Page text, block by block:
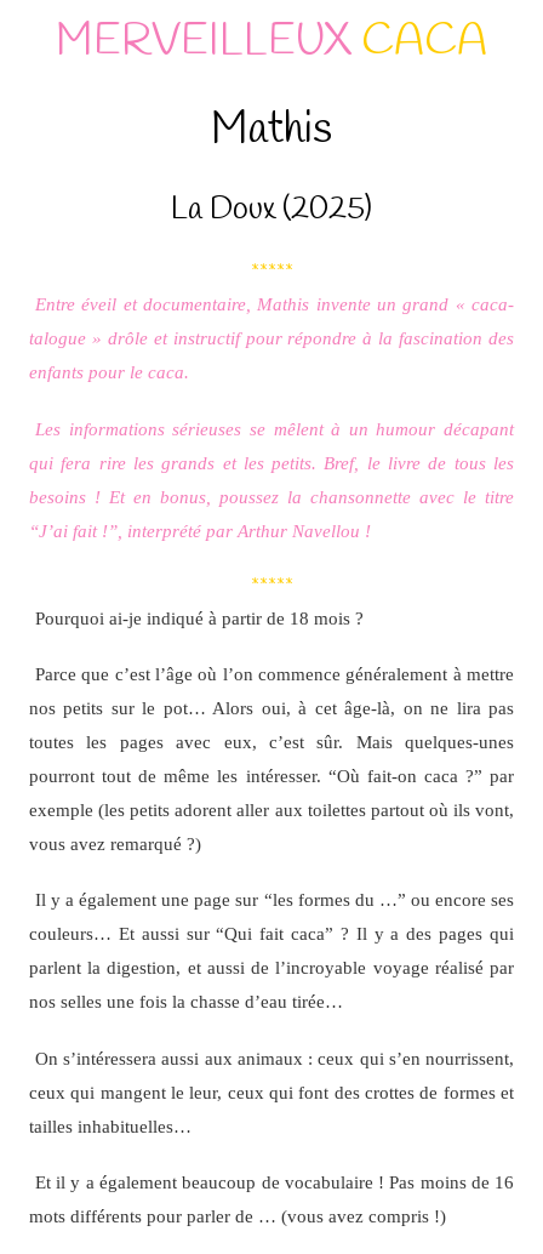
MERVEILLEUX CACA
Mathis
La Doux (2025)
*****
Entre éveil et documentaire, Mathis invente un grand « caca-
talogue » drôle et instructif pour répondre à la fascination des
enfants pour le caca.
Les informations sérieuses se mêlent à un humour décapant
qui fera rire les grands et les petits. Bref, le livre de tous les
besoins ! Et en bonus, poussez la chansonnette avec le titre
“J’ai fait !”, interprété par Arthur Navellou !
*****
Pourquoi ai-je indiqué à partir de 18 mois ?
Parce que c’est l’âge où l’on commence généralement à mettre
nos petits sur le pot… Alors oui, à cet âge-là, on ne lira pas
toutes les pages avec eux, c’est sûr. Mais quelques-unes
pourront tout de même les intéresser. “Où fait-on caca ?” par
exemple (les petits adorent aller aux toilettes partout où ils vont,
vous avez remarqué ?)
Il y a également une page sur “les formes du …” ou encore ses
couleurs… Et aussi sur “Qui fait caca” ? Il y a des pages qui
parlent la digestion, et aussi de l’incroyable voyage réalisé par
nos selles une fois la chasse d’eau tirée…
On s’intéressera aussi aux animaux : ceux qui s’en nourrissent,
ceux qui mangent le leur, ceux qui font des crottes de formes et
tailles inhabituelles…
Et il y a également beaucoup de vocabulaire ! Pas moins de 16
mots différents pour parler de … (vous avez compris !)